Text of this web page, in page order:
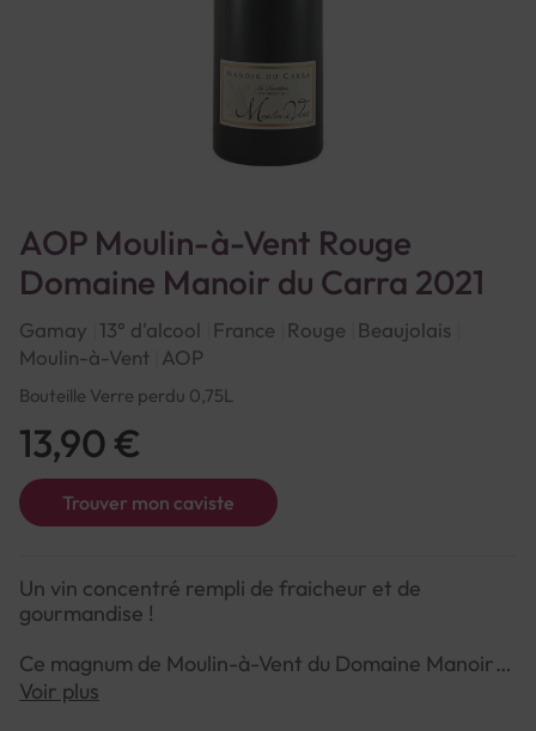
AOP Moulin-à-Vent Rouge
Domaine Manoir du Carra 2021
Gamay 13° d'alcool France Rouge
Beaujolais
Moulin-à-Vent AOP
Bouteille Verre perdu 0,75L
Trouver mon caviste
13,90 €
Un vin concentré rempli de fraicheur et de
gourmandise !
Ce magnum de Moulin-à-Vent du Domaine Manoir
du Carra est un vin rouge élégant et puissant, qui
Voir plus